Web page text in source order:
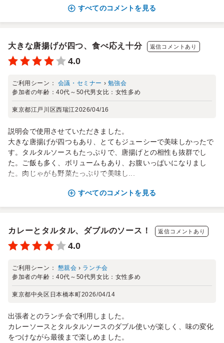
すべてのコメントを見る
大きな唐揚げが四つ、食べ応え十分 返信コメントあり
4.0
ご利用シーン： 会議・セミナー › 勉強会
参加者の年齢：40代～50代男女比： 女性多め
東京都江戸川区西瑞江2026/04/16
説明会で使用させていただきました。
大きな唐揚げが四つもあり、とてもジューシーで美味しかったで
す。タルタルソースもたっぷりで、唐揚げとの相性も抜群でし
た。ご飯も多く、ボリュームもあり、お腹いっぱいになりまし
た。肉じゃがも野菜たっぷりで美味し...
すべてのコメントを見る
カレーとタルタル、ダブルのソース！ 返信コメントあり
4.0
ご利用シーン： 懇親会 › ランチ会
参加者の年齢：40代～50代男女比： 女性多め
東京都中央区日本橋本町2026/04/14
出張者とのランチ会で利用しました。
カレーソースとタルタルソースのダブル使いが楽しく、味の変化
をつけながら最後まで楽しめました。